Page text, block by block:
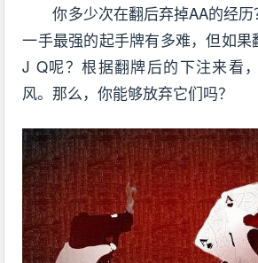
你多少次在翻后弃掉AA的经
一手最强的起手牌有多难，但如
J Q呢？根据翻牌后的下注来看
风。那么，你能够放弃它们吗？